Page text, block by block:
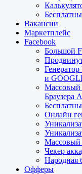
Вакансии
Маркетплейс
Facebook
Большой
и
Массовый
Браузера
Онлайн
Массовый
Чекер
Народная
Офферы